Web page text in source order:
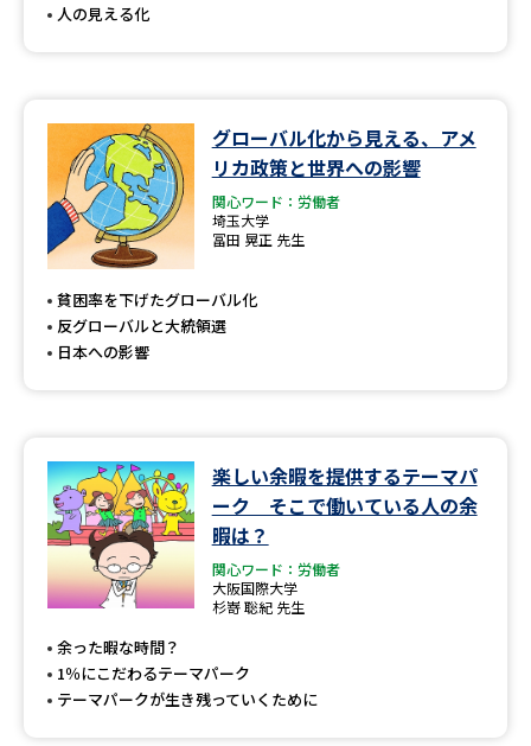
先輩が入学を決めた理由 テレメール全国一斉進学調査
新生活お役立ちガイド
学問発見
学問のミニ講義「夢ナビ講義」 学問分野解説
学問の教科書 夢ナビライブ
Ｑ＆Ａ よくあるご質問 大学進学IDについて
人の見える化
グローバル化から見える、アメ
リカ政策と世界への影響
関心ワード：労働者
埼玉大学
冨田 晃正 先生
貧困率を下げたグローバル化
反グローバルと大統領選
日本への影響
楽しい余暇を提供するテーマパ
ーク そこで働いている人の余
暇は？
関心ワード：労働者
大阪国際大学
杉嵜 聡紀 先生
余った暇な時間？
1％にこだわるテーマパーク
テーマパークが生き残っていくために